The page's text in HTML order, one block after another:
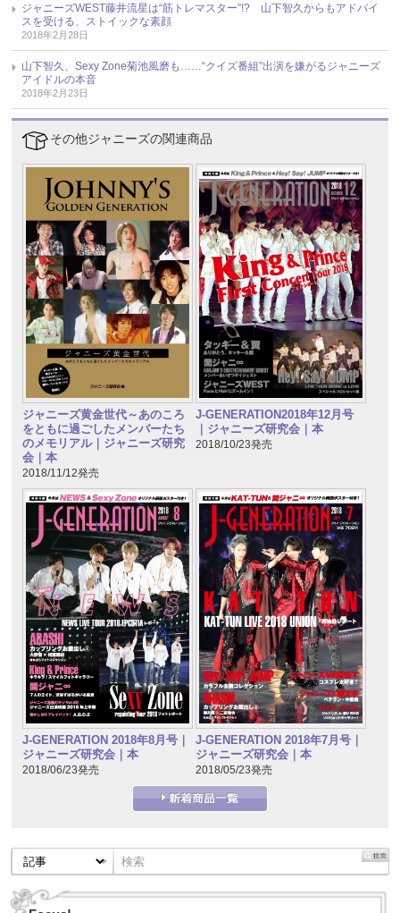
ジャニーズWEST藤井流星は“筋トレマスター”!? 山下智久からもアドバイ
スを受ける、ストイックな素顔
2018年2月28日
山下智久、Sexy Zone菊池風磨も……“クイズ番組”出演を嫌がるジャニーズ
アイドルの本音
2018年2月23日
その他ジャニーズの関連商品
ジャニーズ黄金世代～あのころ
をともに過ごしたメンバーたち
のメモリアル｜ジャニーズ研究
会｜本
2018/11/12発売
J-GENERATION2018年12月号
｜ジャニーズ研究会｜本
2018/10/23発売
J-GENERATION 2018年8月号｜
ジャニーズ研究会｜本
2018/06/23発売
J-GENERATION 2018年7月号｜
ジャニーズ研究会｜本
2018/05/23発売